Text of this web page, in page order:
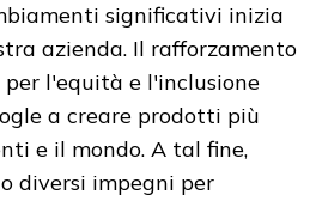
significativi inizia
azienda. Il rafforzamento
l'equità e l'inclusione
a creare prodotti più
e il mondo. A tal fine,
diversi impegni per